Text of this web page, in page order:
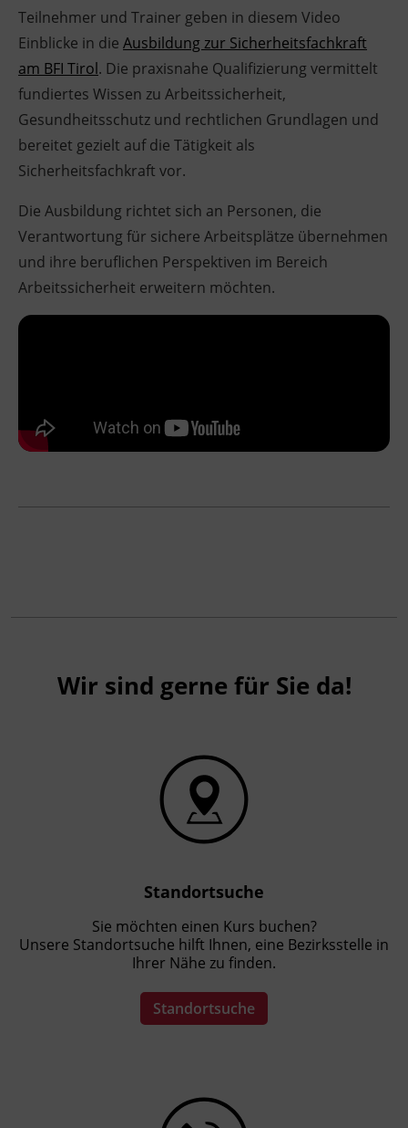
Teilnehmer und Trainer geben in diesem Video
Einblicke in die Ausbildung zur Sicherheitsfachkraft
am BFI Tirol. Die praxisnahe Qualifizierung vermittelt
fundiertes Wissen zu Arbeitssicherheit,
Gesundheitsschutz und rechtlichen Grundlagen und
bereitet gezielt auf die Tätigkeit als
Sicherheitsfachkraft vor.
Die Ausbildung richtet sich an Personen, die
Verantwortung für sichere Arbeitsplätze übernehmen
und ihre beruflichen Perspektiven im Bereich
Arbeitssicherheit erweitern möchten.
Wir sind gerne für Sie da!
Standortsuche
Sie möchten einen Kurs buchen?
Unsere Standortsuche hilft Ihnen, eine Bezirksstelle in
Ihrer Nähe zu finden.
Standortsuche